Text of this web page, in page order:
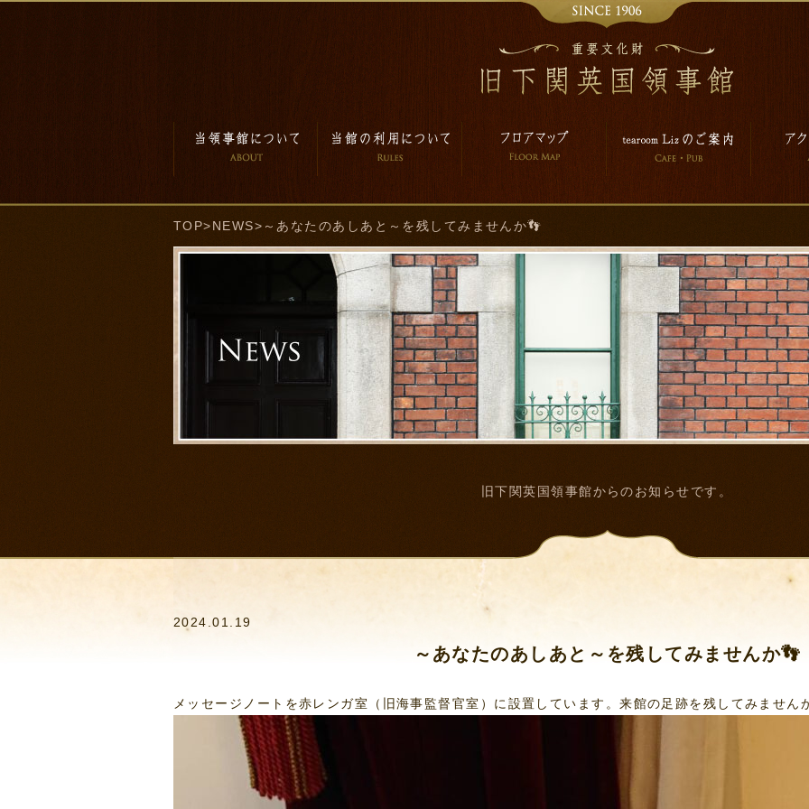
TOP>NEWS>～あなたのあしあと～を残してみませんか👣
旧下関英国領事館からのお知らせです。
2024.01.19
～あなたのあしあと～を残してみませんか👣
メッセージノートを赤レンガ室（旧海事監督官室）に設置しています。来館の足跡を残してみません